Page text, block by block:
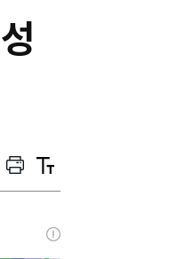
프
트
텍
트